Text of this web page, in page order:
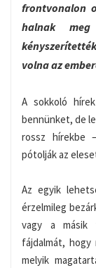
frontvonalon
halnak
volna az
A sokkoló
bennünket, de
rossz hírekbe
pótolják az
Az egyik
érzelmileg
vagy a másik
fájdalmát, hogy
melyik